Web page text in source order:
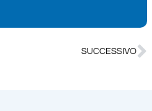
SUCCESSIVO